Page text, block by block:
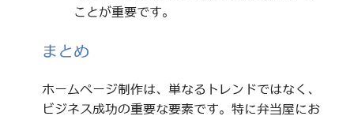
ことが重要です。
まとめ
ホームページ制作は、単なるトレンドではなく、
ビジネス成功の重要な要素です。特に弁当屋にお